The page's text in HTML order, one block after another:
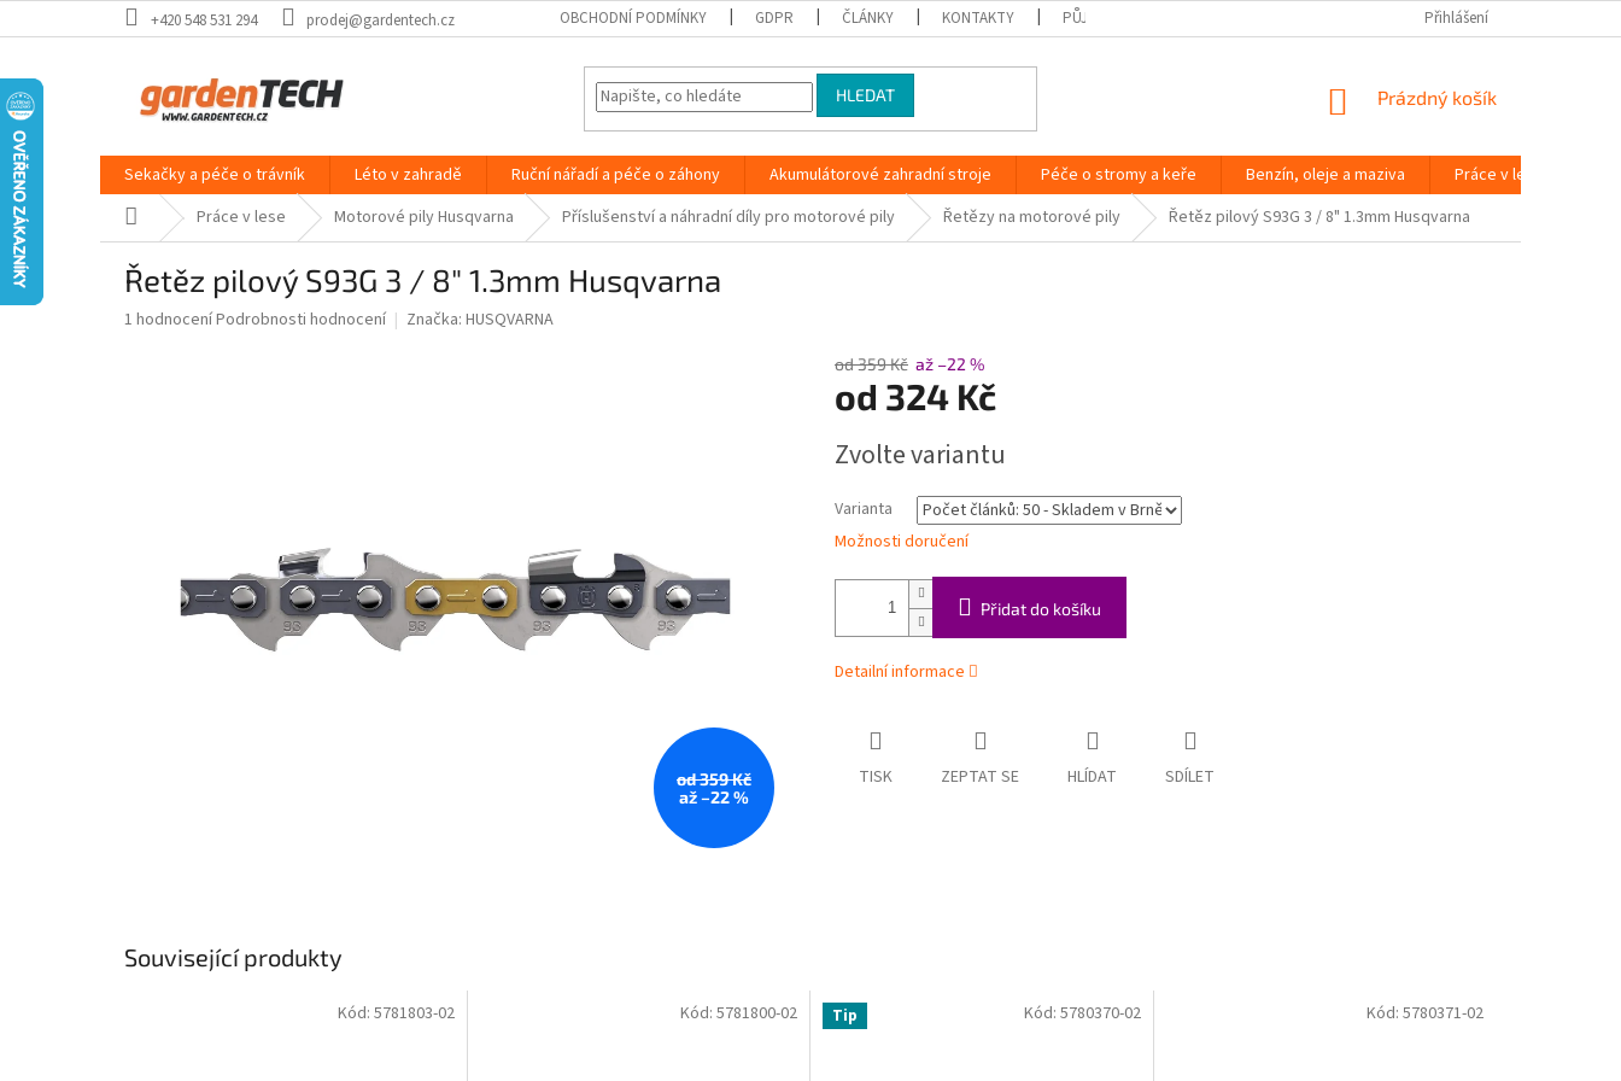
na
+420 548 531 294 prodej@gardentech.cz OBCHODNÍ PODMÍNKY GDPR ČLÁNKY KONTAKTY PŮJČOVNA ZAHRADNÍ TECHNIKY BRNO SLOVNÍK POJMŮ
Přihlášení
HLEDAT
NÁKUPNÍ
Prázdný košík
Sekačky a péče o trávník Léto v zahradě Ruční nářadí a péče o záhony Akumulátorové zahradní stroje Péče o stromy a keře Benzín, oleje a maziva Práce v lese
Domů Práce v lese Motorové pily Husqvarna Příslušenství a náhradní díly pro motorové pily Řetězy na motorové pily Řetěz pilový S93G 3 / 8" 1.3mm Husqvarna
Řetěz pilový S93G 3 / 8" 1.3mm Husqvarna
Průměrné
1 hodnoceníPodrobnosti hodnocení Značka: HUSQVARNA
od 359 Kč
až –22 %
od 359 Kč až –22 %
od 324 Kč
cena:
Zvolte variantu
Varianta
Možnosti doručení
Přidat do košíku
Detailní informace
TISK ZEPTAT SE HLÍDAT SDÍLET
Související produkty
Kód: 5781803-02 Kód: 5781800-02 Tip Kód: 5780370-02 Kód: 5780371-02